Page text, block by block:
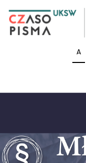
A